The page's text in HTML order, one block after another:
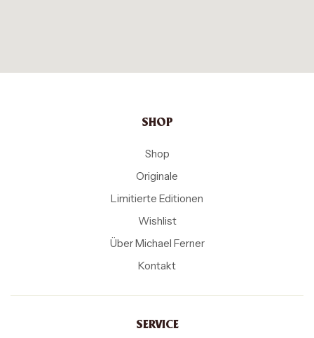
SHOP
Shop
Originale
Limitierte Editionen
Wishlist
Über Michael Ferner
Kontakt
SERVICE